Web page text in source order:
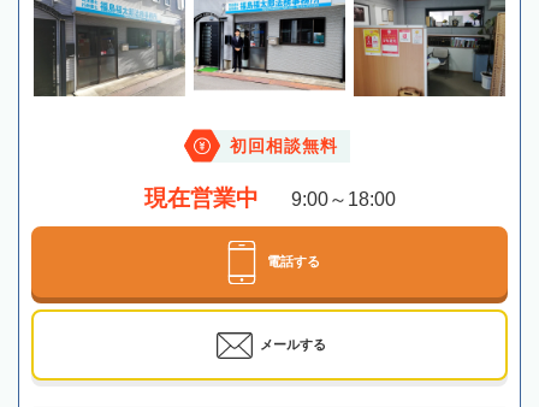
初回相談無料
現在営業中 9:00～18:00
電話する
メールする